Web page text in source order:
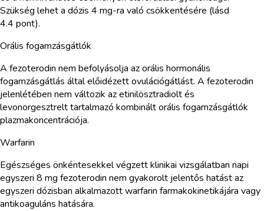
Szükség lehet a dózis 4 mg-ra való csökkentésére (lásd
4.4 pont).
Orális fogamzásgátlók
A fezoterodin nem befolyásolja az orális hormonális
fogamzásgátlás által előidézett ovulációgátlást. A fezoterodin
jelenlétében nem változik az etinilösztradiolt és
levonorgesztrelt tartalmazó kombinált orális fogamzásgátlók
plazmakoncentrációja.
Warfarin
Egészséges önkéntesekkel végzett klinikai vizsgálatban napi
egyszeri 8 mg fezoterodin nem gyakorolt jelentős hatást az
egyszeri dózisban alkalmazott warfarin farmakokinetikájára vagy
antikoaguláns hatására.